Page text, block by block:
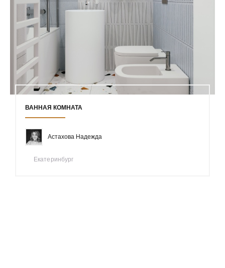
ВАННАЯ КОМНАТА
Астахова Надежда
Екатеринбург